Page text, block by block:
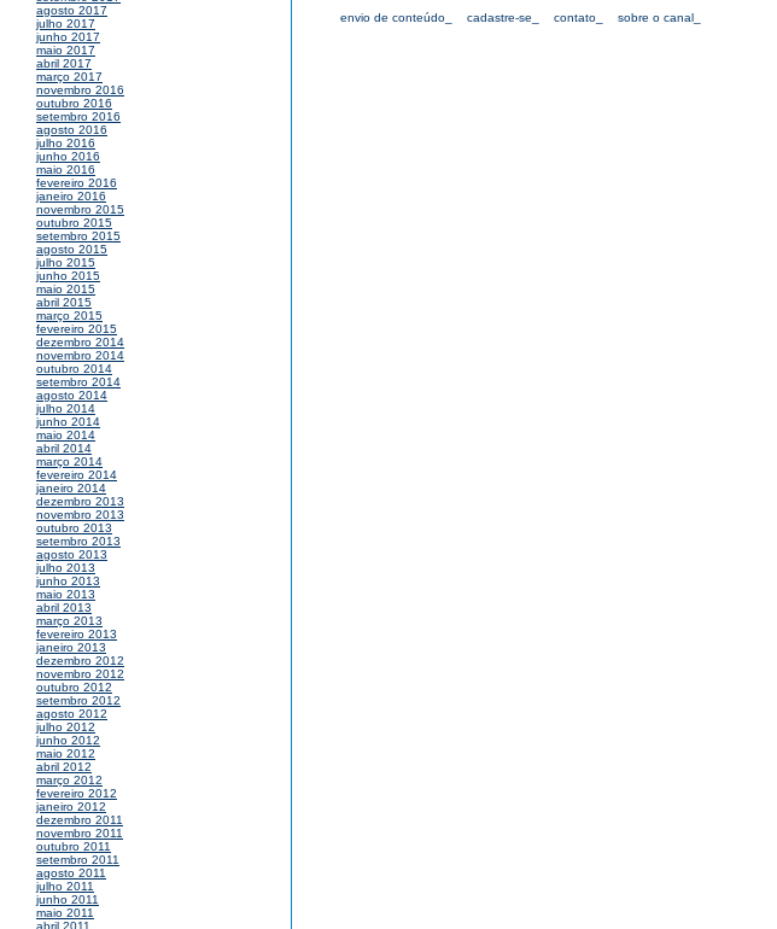
agosto 2017
julho 2017
junho 2017
maio 2017
abril 2017
março 2017
novembro 2016
outubro 2016
setembro 2016
agosto 2016
julho 2016
junho 2016
maio 2016
fevereiro 2016
janeiro 2016
novembro 2015
outubro 2015
setembro 2015
agosto 2015
julho 2015
junho 2015
maio 2015
abril 2015
março 2015
fevereiro 2015
dezembro 2014
novembro 2014
outubro 2014
setembro 2014
agosto 2014
julho 2014
junho 2014
maio 2014
abril 2014
março 2014
fevereiro 2014
janeiro 2014
dezembro 2013
novembro 2013
outubro 2013
setembro 2013
agosto 2013
julho 2013
junho 2013
maio 2013
abril 2013
março 2013
fevereiro 2013
janeiro 2013
dezembro 2012
novembro 2012
outubro 2012
setembro 2012
agosto 2012
julho 2012
junho 2012
maio 2012
abril 2012
março 2012
fevereiro 2012
janeiro 2012
dezembro 2011
novembro 2011
outubro 2011
setembro 2011
agosto 2011
julho 2011
junho 2011
maio 2011
envio de conteúdo_ cadastre-se_ contato_ sobre o canal_